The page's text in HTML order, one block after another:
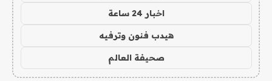
اخبار 24 ساعة
هيدب فنون وترفيه
صحيفة العالم